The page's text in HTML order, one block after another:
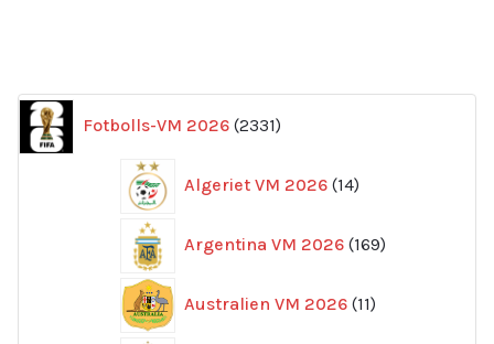
Fotbolls-VM 2026 2331
produkter
Algeriet VM 2026 14
produkter
Argentina VM 2026 169
produkter
Australien VM 2026 11
produkter